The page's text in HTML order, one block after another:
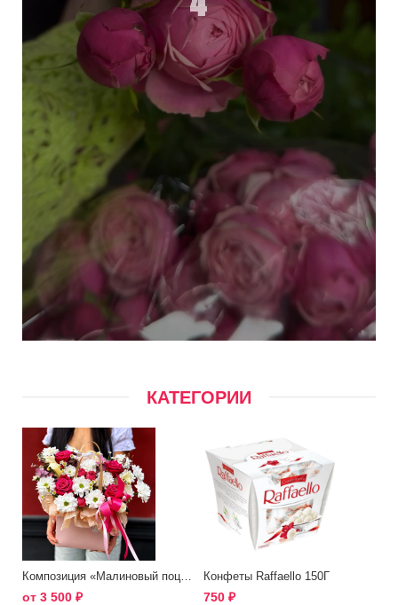
КАТЕГОРИИ
от 3 500 ₽
Конфеты Raffaello 150Г
750 ₽